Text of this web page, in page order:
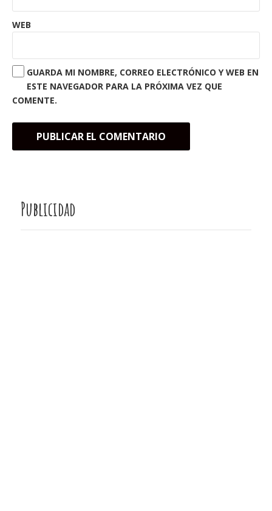
WEB
GUARDA MI NOMBRE, CORREO ELECTRÓNICO Y WEB EN
ESTE NAVEGADOR PARA LA PRÓXIMA VEZ QUE
COMENTE.
Publicidad